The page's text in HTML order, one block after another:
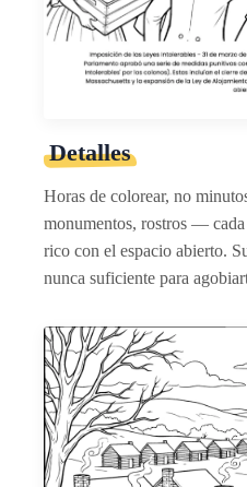
Detalles
Horas de colorear, no
monumentos, rostros —
rico con el espacio abierto.
nunca suficiente para